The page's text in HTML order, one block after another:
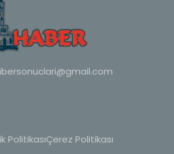
PolitikasıÇerez Politikası